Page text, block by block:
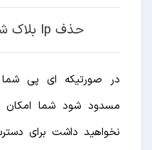
حذف Ip بلاک شده از فایروال سرور
در صورتیکه ای پی شما
مسدود شود شما
نخواهید داشت برای